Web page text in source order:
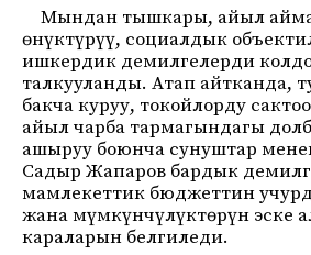
Мындан тышкары, айыл
өнүктүрүү, социалдык
ишкердик демилгелерди
талкууланды. Атап айтканда,
бакча куруу, токойлорду
айыл чарба тармагындагы
ашыруу боюнча сунуштар
Садыр Жапаров бардык
мамлекеттик бюджеттин
жана мүмкүнчүлүктөрүн эске
караларын белгиледи.